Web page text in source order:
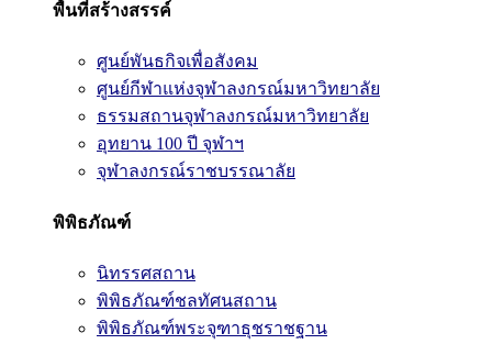
พื้นที่สร้างสรรค์
ศูนย์พันธกิจเพื่อสังคม
ศูนย์กีฬาแห่งจุฬาลงกรณ์มหาวิทยาลัย
ธรรมสถานจุฬาลงกรณ์มหาวิทยาลัย
อุทยาน 100 ปี จุฬาฯ
จุฬาลงกรณ์ราชบรรณาลัย
พิพิธภัณฑ์
นิทรรศสถาน
พิพิธภัณฑ์ชลทัศนสถาน
พิพิธภัณฑ์พระจุฑาธุชราชฐาน